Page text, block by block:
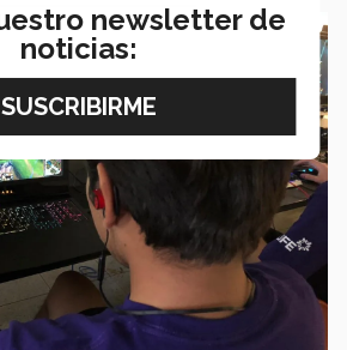
newsletter de
noticias: